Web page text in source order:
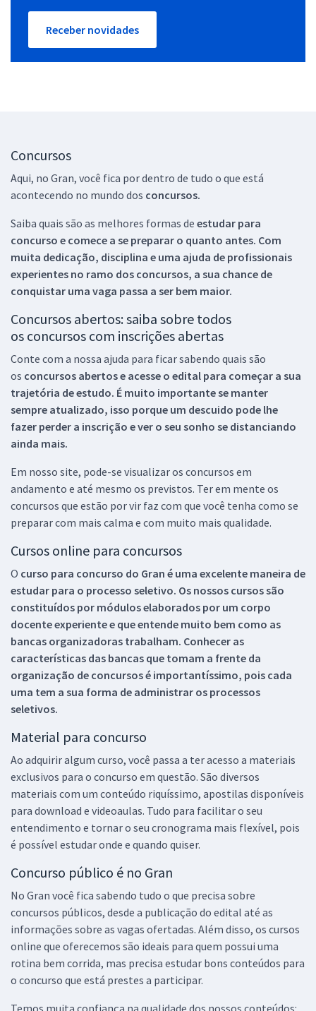
Receber novidades
Concursos
Aqui, no Gran, você fica por dentro de tudo o que está
acontecendo no mundo dos concursos.
Saiba quais são as melhores formas de estudar para
concurso e comece a se preparar o quanto antes. Com
muita dedicação, disciplina e uma ajuda de profissionais
experientes no ramo dos concursos, a sua chance de
conquistar uma vaga passa a ser bem maior.
Concursos abertos: saiba sobre todos
os concursos com inscrições abertas
Conte com a nossa ajuda para ficar sabendo quais são
os concursos abertos e acesse o edital para começar a sua
trajetória de estudo. É muito importante se manter
sempre atualizado, isso porque um descuido pode lhe
fazer perder a inscrição e ver o seu sonho se distanciando
ainda mais.
Em nosso site, pode-se visualizar os concursos em
andamento e até mesmo os previstos. Ter em mente os
concursos que estão por vir faz com que você tenha como se
preparar com mais calma e com muito mais qualidade.
Cursos online para concursos
O curso para concurso do Gran é uma excelente maneira de
estudar para o processo seletivo. Os nossos cursos são
constituídos por módulos elaborados por um corpo
docente experiente e que entende muito bem como as
bancas organizadoras trabalham. Conhecer as
características das bancas que tomam a frente da
organização de concursos é importantíssimo, pois cada
uma tem a sua forma de administrar os processos
seletivos.
Material para concurso
Ao adquirir algum curso, você passa a ter acesso a materiais
exclusivos para o concurso em questão. São diversos
materiais com um conteúdo riquíssimo, apostilas disponíveis
para download e videoaulas. Tudo para facilitar o seu
entendimento e tornar o seu cronograma mais flexível, pois
é possível estudar onde e quando quiser.
Concurso público é no Gran
No Gran você fica sabendo tudo o que precisa sobre
concursos públicos, desde a publicação do edital até as
informações sobre as vagas ofertadas. Além disso, os cursos
online que oferecemos são ideais para quem possui uma
rotina bem corrida, mas precisa estudar bons conteúdos para
o concurso que está prestes a participar.
Temos muita confiança na qualidade dos nossos conteúdos: